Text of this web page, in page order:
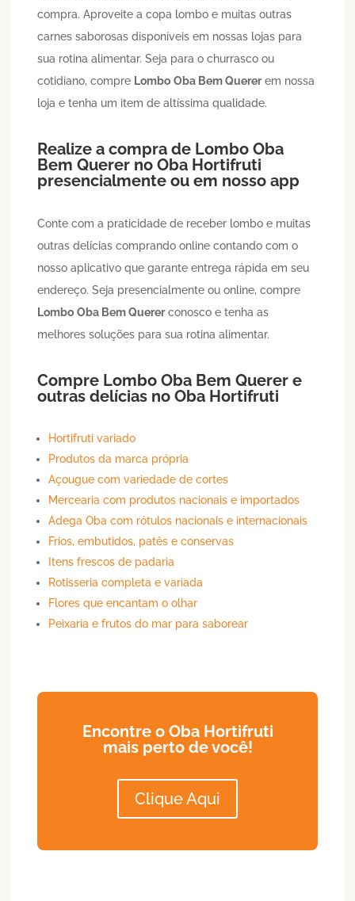
compra. Aproveite a copa lombo e muitas outras
carnes saborosas disponíveis em nossas lojas para
sua rotina alimentar. Seja para o churrasco ou
cotidiano, compre Lombo Oba Bem Quererem nossa
loja e tenha um item de altíssima qualidade.
Realize a compra de Lombo Oba
Bem Querer no Oba Hortifruti
presencialmente ou em nosso app
Conte com a praticidade de receber lombo e muitas
outras delícias comprando online contando com o
nosso aplicativo que garante entrega rápida em seu
endereço. Seja presencialmente ou online, compre
Lombo Oba Bem Quererconosco e tenha as
melhores soluções para sua rotina alimentar.
Compre Lombo Oba Bem Querer e
outras delícias no Oba Hortifruti
Hortifruti variado
Produtos da marca própria
Açougue com variedade de cortes
Mercearia com produtos nacionais e importados
Adega Oba com rótulos nacionais e internacionais
Frios, embutidos, patês e conservas
Itens frescos de padaria
Rotisseria completa e variada
Flores que encantam o olhar
Peixaria e frutos do mar para saborear
Encontre o Oba Hortifruti
mais perto de você!
Clique Aqui